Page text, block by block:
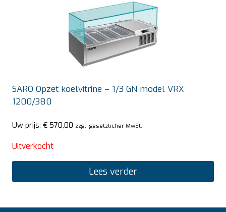
SARO Opzet koelvitrine – 1/3 GN model VRX
1200/380
Uw prijs: € 570,00 zzgl. gesetzlicher MwSt.
Uitverkocht
Lees verder